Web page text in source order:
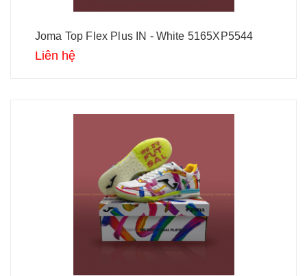
Joma Top Flex Plus IN - White 5165XP5544
Liên hệ